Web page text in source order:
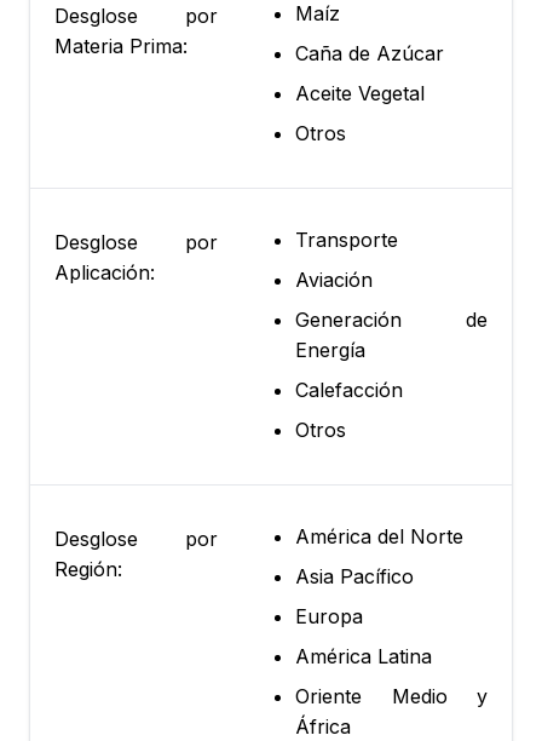
Desglose por
Materia Prima:
Maíz
Caña de Azúcar
Aceite Vegetal
Otros
Desglose por
Aplicación:
Transporte
Aviación
Generación de
Energía
Calefacción
Otros
Desglose por
Región:
América del Norte
Asia Pacífico
Europa
América Latina
Oriente Medio y
África